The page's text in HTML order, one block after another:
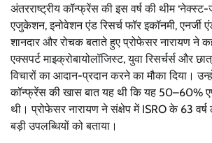
अंतरराष्ट्रीय कॉन्फ्रेंस की इस वर्ष की थीम ‘नेक्स्ट-
एजुकेशन, इनोवेशन एंड रिसर्च फॉर इकॉनमी, एनर्जी
शानदार और रोचक बताते हुए प्रोफेसर नारायण ने
एक्सपर्ट माइक्रोबायोलॉजिस्ट, युवा रिसर्चर्स और
विचारों का आदान-प्रदान करने का मौका दिया।
कॉन्फ्रेंस की खास बात यह थी कि यह 50–60%
थी। प्रोफेसर नारायण ने संक्षेप में ISRO के 63
बड़ी उपलब्धियों को बताया।